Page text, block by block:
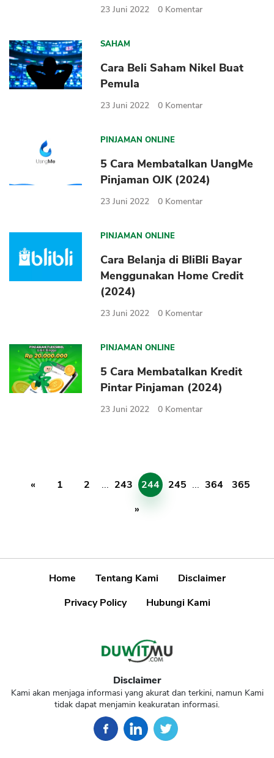
23 Juni 2022 0 Komentar
SAHAM
Cara Beli Saham Nikel Buat
Pemula
23 Juni 2022 0 Komentar
PINJAMAN ONLINE
5 Cara Membatalkan UangMe
Pinjaman OJK (2024)
23 Juni 2022 0 Komentar
PINJAMAN ONLINE
Cara Belanja di BliBli Bayar
Menggunakan Home Credit
(2024)
23 Juni 2022 0 Komentar
PINJAMAN ONLINE
5 Cara Membatalkan Kredit
Pintar Pinjaman (2024)
23 Juni 2022 0 Komentar
« 1 2 ... 243 244 245 ... 364
365
»
Home Tentang Kami
Disclaimer
Privacy Policy
Hubungi Kami
Disclaimer
Kami akan menjaga informasi yang akurat dan terkini, namun Kami
tidak dapat menjamin keakuratan informasi.